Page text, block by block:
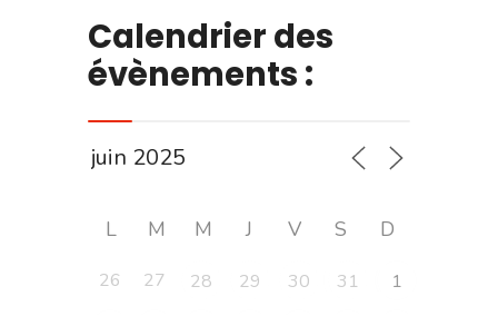
Calendrier des
évènements :
L M M J V S D
26 27 28 29 30 31
1